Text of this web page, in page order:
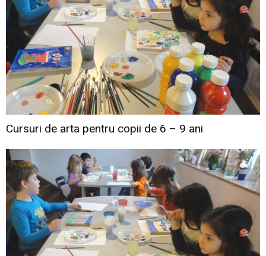
Cursuri de arta pentru copii de 6 – 9 ani